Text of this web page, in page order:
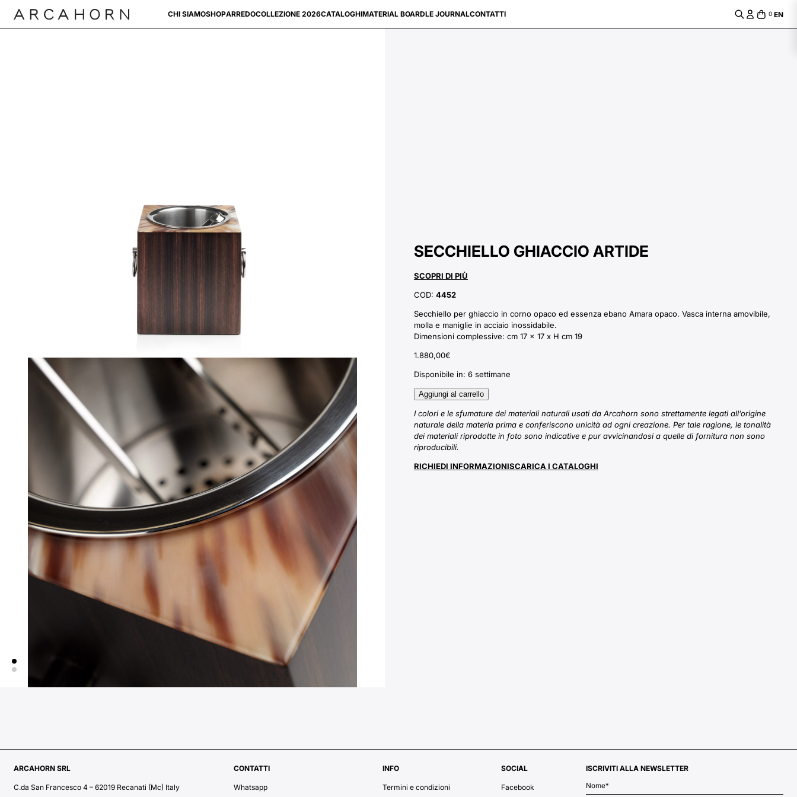
CHI SIAMOSHOPARREDOCOLLEZIONE 2026CATALOGHIMATERIAL BOARDLE JOURNALCONTATTI 0 EN
SECCHIELLO GHIACCIO ARTIDE
SCOPRI DI PIÙ
COD: 4452
Secchiello per ghiaccio in corno opaco ed essenza ebano Amara opaco. Vasca interna amovibile,
molla e maniglie in acciaio inossidabile.
Dimensioni complessive: cm 17 x 17 x H cm 19
1.880,00€
Disponibile in: 6 settimane
Aggiungi al carrello
I colori e le sfumature dei materiali naturali usati da Arcahorn sono strettamente legati all’origine
naturale della materia prima e conferiscono unicità ad ogni creazione. Per tale ragione, le tonalità
dei materiali riprodotte in foto sono indicative e pur avvicinandosi a quelle di fornitura non sono
riproducibili.
RICHIEDI INFORMAZIONISCARICA I CATALOGHI
ARCAHORN SRL
C.da San Francesco 4 – 62019 Recanati (Mc) Italy
CONTATTI
Whatsapp
INFO
Termini e condizioni
SOCIAL
Facebook
ISCRIVITI ALLA NEWSLETTER